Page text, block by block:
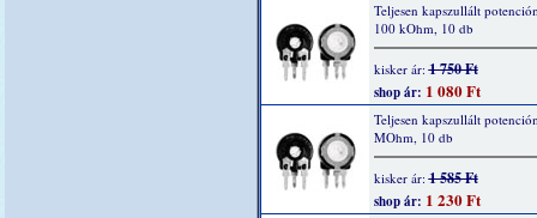
Teljesen kapszullált
100 kOhm, 10 db
kisker ár:1 750 Ft
shop ár: 1 080 Ft
Teljesen kapszullált
MOhm, 10 db
kisker ár:1 585 Ft
shop ár: 1 230 Ft